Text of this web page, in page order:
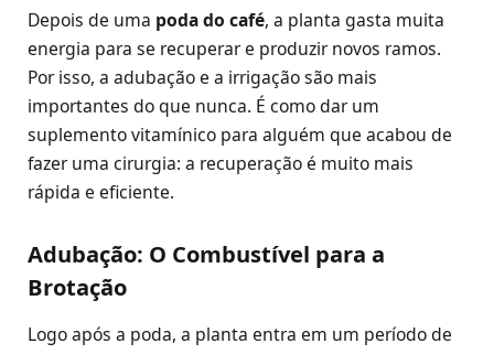
Depois de uma poda do café, a planta gasta muita
energia para se recuperar e produzir novos ramos.
Por isso, a adubação e a irrigação são mais
importantes do que nunca. É como dar um
suplemento vitamínico para alguém que acabou de
fazer uma cirurgia: a recuperação é muito mais
rápida e eficiente.
Adubação: O Combustível para a
Brotação
Logo após a poda, a planta entra em um período de